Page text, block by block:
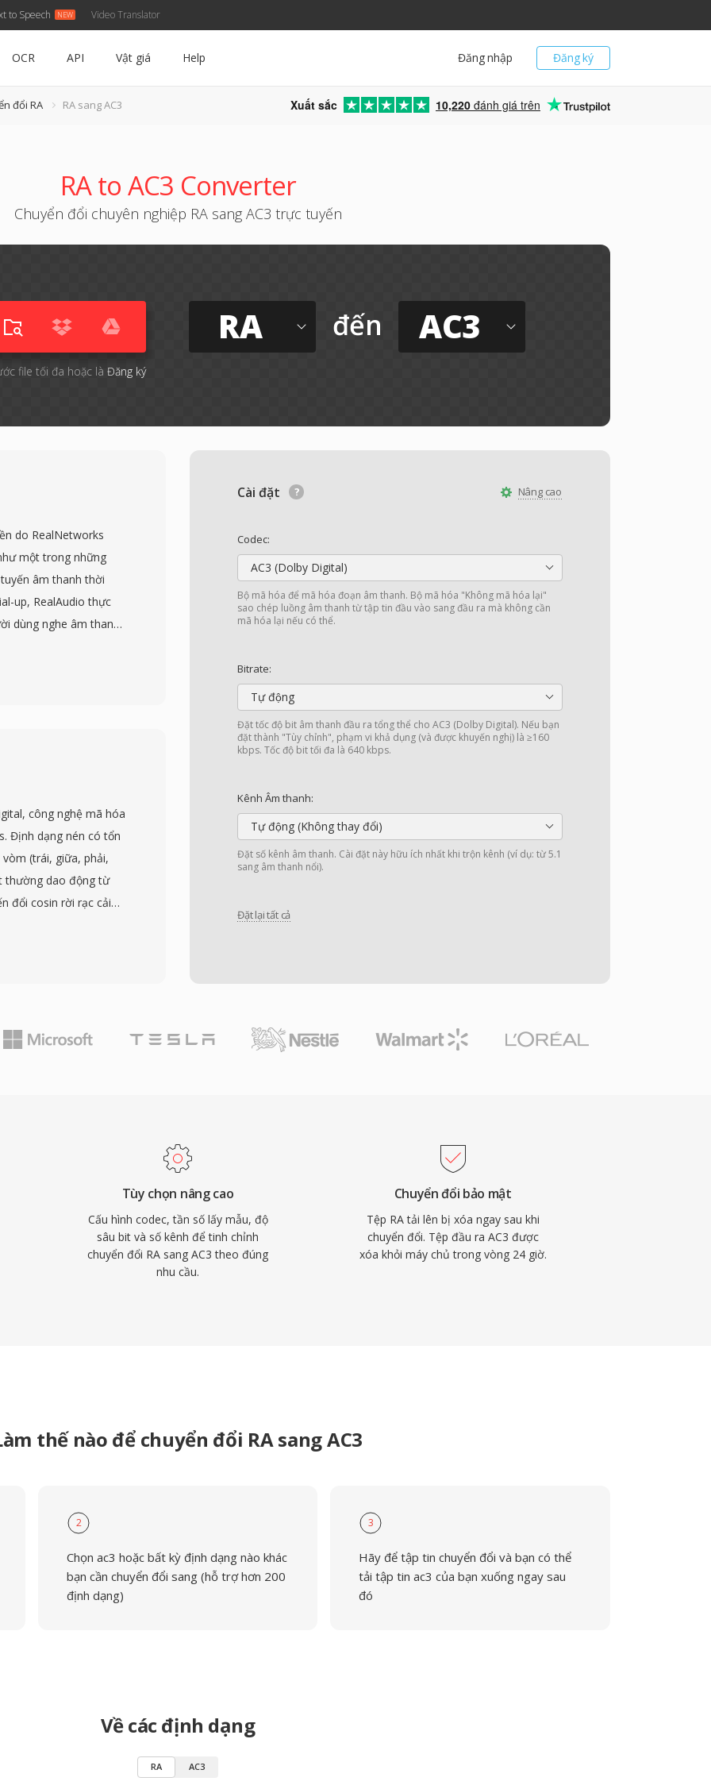
to Speech Video Translator
Đăng ký
Đăng nhập
OCR API Vật giá Help
đổi RA RA sang AC3 Xuất sắc 10,220 đánh giá trên
RA to AC3 Converter
Chuyển đổi chuyên nghiệp RA sang AC3 trực tuyến
file tối đa hoặc là Đăng ký
RA đến AC3
Nâng cao
Cài đặt
Codec:
AC3 (Dolby Digital)
Bộ mã hóa để mã hóa đoạn âm thanh. Bộ mã hóa "Không mã hóa lại"
sao chép luồng âm thanh từ tập tin đầu vào sang đầu ra mà không cần
mã hóa lại nếu có thể.
Bitrate:
Tự động
Đặt tốc độ bit âm thanh đầu ra tổng thể cho AC3 (Dolby Digital). Nếu bạn
đặt thành "Tùy chỉnh", phạm vi khả dụng (và được khuyến nghị) là ≥160
kbps. Tốc độ bit tối đa là 640 kbps.
Kênh Âm thanh:
Tự động (Không thay đổi)
Đặt số kênh âm thanh. Cài đặt này hữu ích nhất khi trộn kênh (ví dụ: từ 5.1
sang âm thanh nổi).
Đặt lại tất cả
do RealNetworks
một trong những
âm thanh thời
up, RealAudio thực
dùng nghe âm thanh
tệp, một bước ngoặt
bit, và thuật toán bộ
cài đặt trên hàng
và NPR dựa vào
góp kỹ thuật lâu
ứng, ảnh hưởng
Dù đã bị các codec
RA từ thời kỳ đầu
công nghệ mã hóa
Định dạng nén có tổn
(trái, giữa, phải,
thường dao động từ
đổi cosin rời rạc cải
bỏ thông tin âm
khả năng âm thanh
chiếu phim đến hệ
với việc AC3 phát
tiêu dùng.
Tùy chọn nâng cao
Cấu hình codec, tần số lấy mẫu, độ
sâu bit và số kênh để tinh chỉnh
chuyển đổi RA sang AC3 theo đúng
nhu cầu.
Chuyển đổi bảo mật
Tệp RA tải lên bị xóa ngay sau khi
chuyển đổi. Tệp đầu ra AC3 được
xóa khỏi máy chủ trong vòng 24 giờ.
thế nào để chuyển đổi RA sang AC3
2
Chọn ac3 hoặc bất kỳ định dạng nào khác
bạn cần chuyển đổi sang (hỗ trợ hơn 200
định dạng)
3
Hãy để tập tin chuyển đổi và bạn có thể
tải tập tin ac3 của bạn xuống ngay sau
đó
Về các định dạng
RA AC3